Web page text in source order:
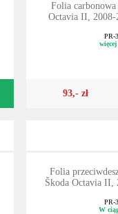
Folia carbonowa
Octavia II,
PR-
93,- zł
Folia
Škoda Octavia II,
PR-
W